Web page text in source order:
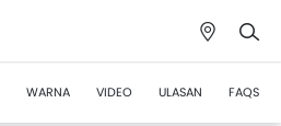
WARNA VIDEO ULASAN FAQS